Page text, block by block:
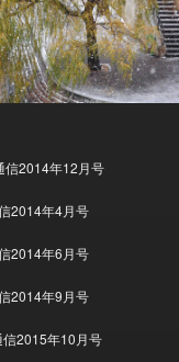
信2014年12月号
2014年4月号
2014年6月号
2014年9月号
信2015年10月号